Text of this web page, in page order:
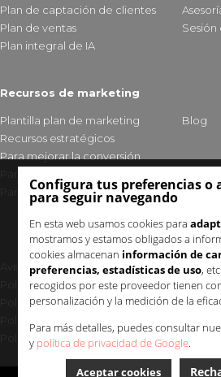
Configura tus preferencias o
para seguir navegando
En esta web usamos cookies para
mostramos y estamos obligados a
cookies almacenan información de
preferencias, estadísticas de uso,
recogidos por este proveedor tienen
personalización y la medición de la
Para más detalles, puedes consultar
y política de privacidad de Google.
Aceptar cookies
Plan de captación de clientes
Plan de ventas
Plan integral de IA
Recursos de marketing
Plantilla plan de marketing
Recursos estratégicos
Para mejorar la conversión
Para mejorar tu visibilidad
Blog
Aviso legal y política de privacidad
Política de cookies
Política de seguridad
Política de calidad
Política Medioambiental Uup